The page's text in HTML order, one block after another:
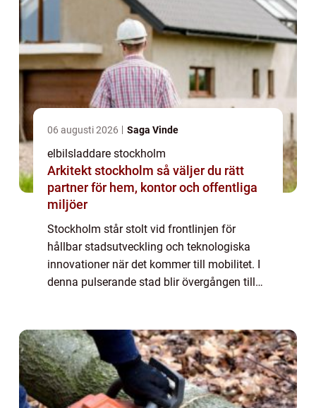
06 augusti 2026 Saga Vinde
elbilsladdare stockholm
Arkitekt stockholm så väljer du rätt
partner för hem, kontor och offentliga
miljöer
Stockholm står stolt vid frontlinjen för
hållbar stadsutveckling och teknologiska
innovationer när det kommer till mobilitet. I
denna pulserande stad blir övergången till